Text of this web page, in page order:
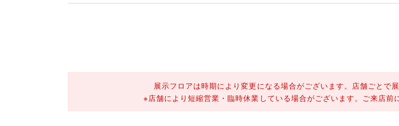
展示フロアは時期により変更になる場合がございます。店舗ごとで
※店舗により短縮営業・臨時休業している場合がございます。ご来店前